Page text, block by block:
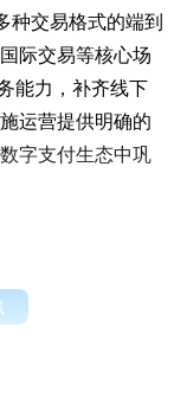
种交易格式的端到
际交易等核心场
能力，补齐线下
运营提供明确的
字支付生态中巩